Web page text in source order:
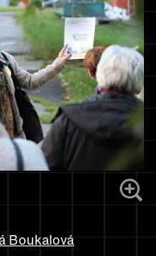
Boukalová